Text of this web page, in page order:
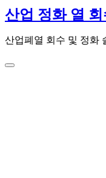
콘
텐
츠
건
산업 정화 열
산업폐열 회수 및 정화